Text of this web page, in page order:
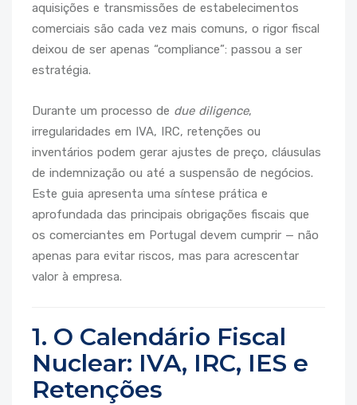
aquisições e transmissões de estabelecimentos
comerciais são cada vez mais comuns, o rigor fiscal
deixou de ser apenas “compliance”: passou a ser
estratégia.
Durante um processo de due diligence,
irregularidades em IVA, IRC, retenções ou
inventários podem gerar ajustes de preço, cláusulas
de indemnização ou até a suspensão de negócios.
Este guia apresenta uma síntese prática e
aprofundada das principais obrigações fiscais que
os comerciantes em Portugal devem cumprir — não
apenas para evitar riscos, mas para acrescentar
valor à empresa.
1. O Calendário Fiscal
Nuclear: IVA, IRC, IES e
Retenções